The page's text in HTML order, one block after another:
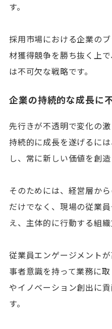
す。
採用市場における企業の
材獲得競争を勝ち抜く上
は不可欠な戦略です。
企業の持続的な成長に
先行きが不透明で変化の
持続的に成長を遂げるに
し、常に新しい価値を創
そのためには、経営層か
だけでなく、現場の従業
え、主体的に行動する組織
従業員エンゲージメント
事者意識を持って業務に
やイノベーション創出に
す。